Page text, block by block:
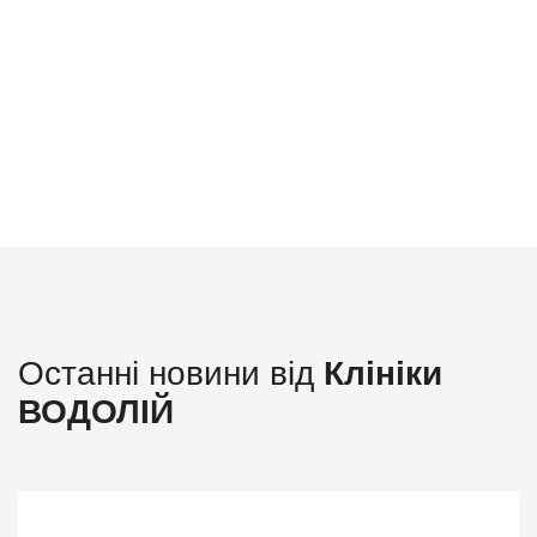
Останні новини від Клініки
ВОДОЛІЙ